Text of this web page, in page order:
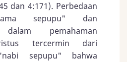
dan 4:171). Perbedaan
sepupu" dan
dalam pemahaman
tercermin dari
sepupu" bahwa